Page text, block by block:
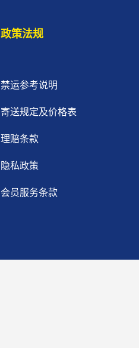
政策法规
禁运参考说明
寄送规定及价格表
理赔条款
隐私政策
会员服务条款